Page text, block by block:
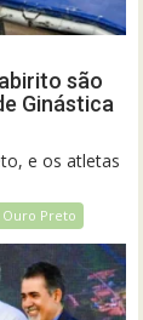
são
Ginástica
e os atletas
Ouro Preto